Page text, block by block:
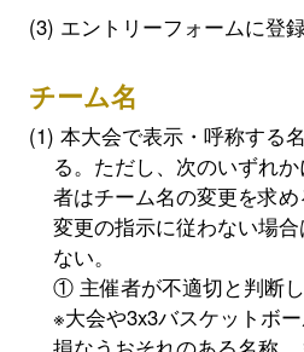
エントリーフォームに登
チーム名
本大会で表示・呼称する
る。ただし、次のいずれ
者はチーム名の変更を求め
変更の指示に従わない場
ない。
① 主催者が不適切と判断
※大会や3x3バスケットボ